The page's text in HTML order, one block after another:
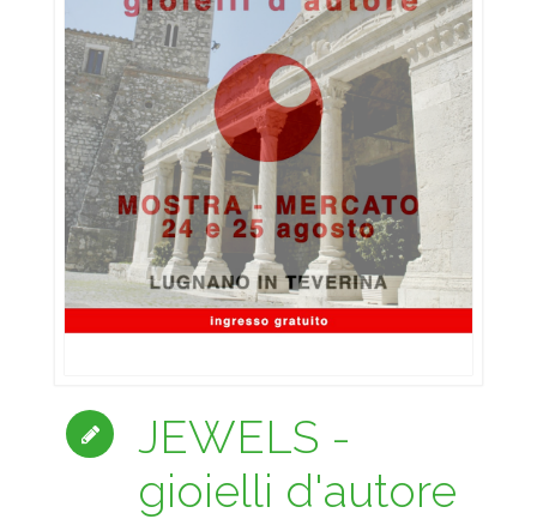
JEWELS -
gioielli d'autore